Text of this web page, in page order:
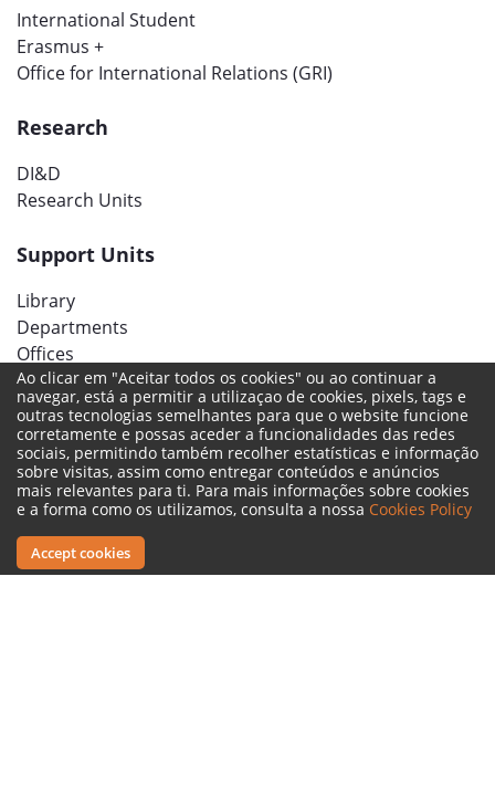
International Student
Erasmus +
Office for International Relations (GRI)
Research
DI&D
Research Units
Support Units
Library
Departments
Offices
Social networks
Ao clicar em "Aceitar todos os cookies" ou ao continuar a
navegar, está a permitir a utilizaçao de cookies, pixels, tags e
outras tecnologias semelhantes para que o website funcione
corretamente e possas aceder a funcionalidades das redes
sociais, permitindo também recolher estatísticas e informação
sobre visitas, assim como entregar conteúdos e anúncios
mais relevantes para ti. Para mais informações sobre cookies
e a forma como os utilizamos, consulta a nossa Cookies Policy
Accept cookies